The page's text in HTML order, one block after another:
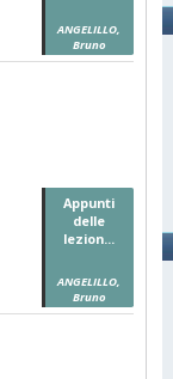
ANGELILLO,
Bruno
Appunti
delle
lezion...
ANGELILLO,
Bruno